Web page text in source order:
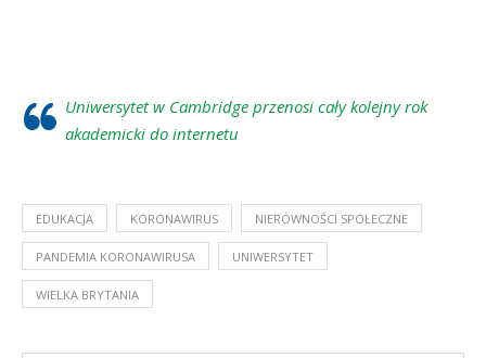
Uniwersytet w Cambridge przenosi cały kolejny rok
akademicki do internetu
EDUKACJA KORONAWIRUS NIERÓWNOŚCI SPOŁECZNE
PANDEMIA KORONAWIRUSA UNIWERSYTET
WIELKA BRYTANIA